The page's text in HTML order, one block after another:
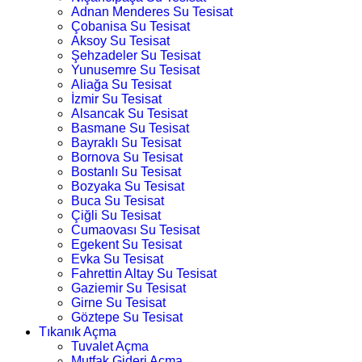
Adnan Menderes Su Tesisat
Çobanisa Su Tesisat
Aksoy Su Tesisat
Şehzadeler Su Tesisat
Yunusemre Su Tesisat
Aliağa Su Tesisat
İzmir Su Tesisat
Alsancak Su Tesisat
Basmane Su Tesisat
Bayraklı Su Tesisat
Bornova Su Tesisat
Bostanlı Su Tesisat
Bozyaka Su Tesisat
Buca Su Tesisat
Çiğli Su Tesisat
Cumaovası Su Tesisat
Egekent Su Tesisat
Evka Su Tesisat
Fahrettin Altay Su Tesisat
Gaziemir Su Tesisat
Girne Su Tesisat
Göztepe Su Tesisat
Tıkanık Açma
Tuvalet Açma